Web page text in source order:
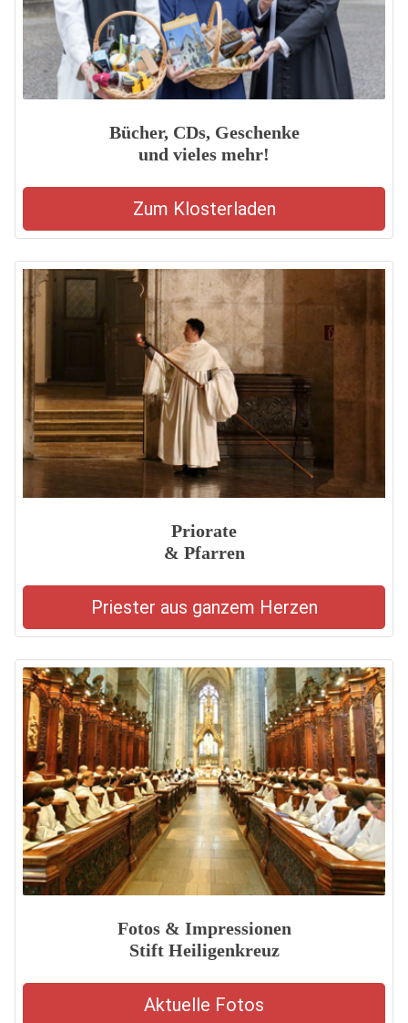
Bücher, CDs, Geschenke
und vieles mehr!
Zum Klosterladen
Priorate
& Pfarren
Priester aus ganzem Herzen
Fotos & Impressionen
Stift Heiligenkreuz
Aktuelle Fotos